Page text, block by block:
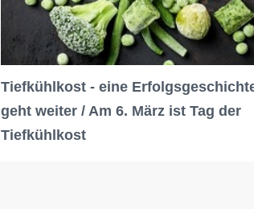
Tiefkühlkost - eine
geht weiter / Am 6. März ist Tag der
Tiefkühlkost